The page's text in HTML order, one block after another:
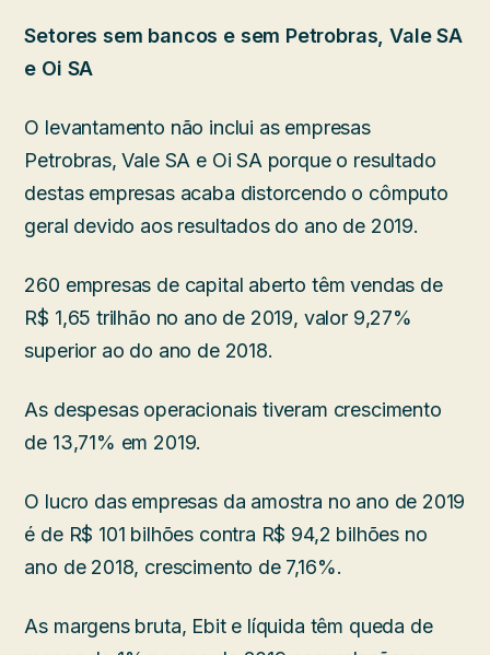
Setores sem bancos e sem Petrobras, Vale SA
e Oi SA
O levantamento não inclui as empresas
Petrobras, Vale SA e Oi SA porque o resultado
destas empresas acaba distorcendo o cômputo
geral devido aos resultados do ano de 2019.
260 empresas de capital aberto têm vendas de
R$ 1,65 trilhão no ano de 2019, valor 9,27%
superior ao do ano de 2018.
As despesas operacionais tiveram crescimento
de 13,71% em 2019.
O lucro das empresas da amostra no ano de 2019
é de R$ 101 bilhões contra R$ 94,2 bilhões no
ano de 2018, crescimento de 7,16%.
As margens bruta, Ebit e líquida têm queda de